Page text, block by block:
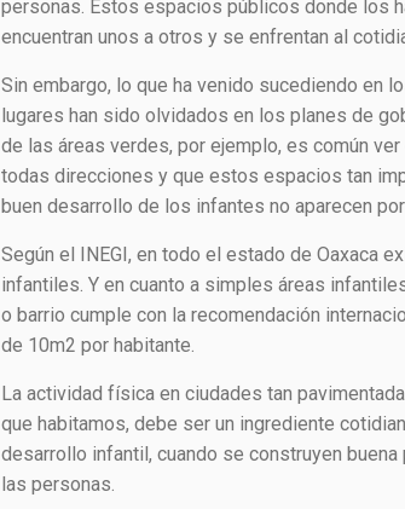
personas. Estos espacios públicos donde los
encuentran unos a otros y se enfrentan al
Sin embargo, lo que ha venido sucediendo en
lugares han sido olvidados en los planes de
de las áreas verdes, por ejemplo, es común
todas direcciones y que estos espacios tan
buen desarrollo de los infantes no aparecen
Según el INEGI, en todo el estado de Oaxaca
infantiles. Y en cuanto a simples áreas
o barrio cumple con la recomendación
de 10m2 por habitante.
La actividad física en ciudades tan
que habitamos, debe ser un ingrediente
desarrollo infantil, cuando se construyen
las personas.